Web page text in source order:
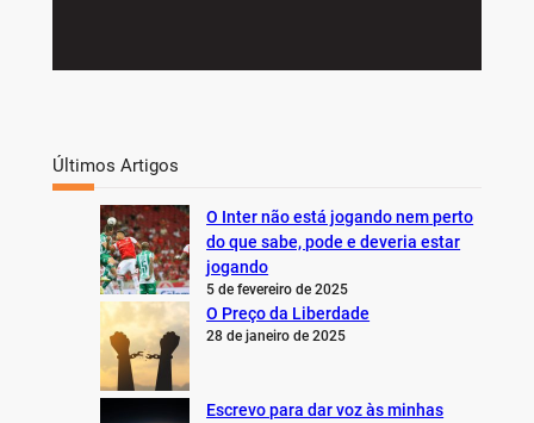
Últimos Artigos
O Inter não está jogando nem perto
do que sabe, pode e deveria estar
jogando
5 de fevereiro de 2025
O Preço da Liberdade
28 de janeiro de 2025
Escrevo para dar voz às minhas